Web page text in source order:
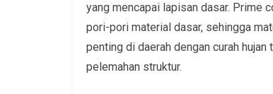
yang mencapai lapisan dasar. Prime
pori-pori material dasar, sehingga
penting di daerah dengan curah
pelemahan struktur.